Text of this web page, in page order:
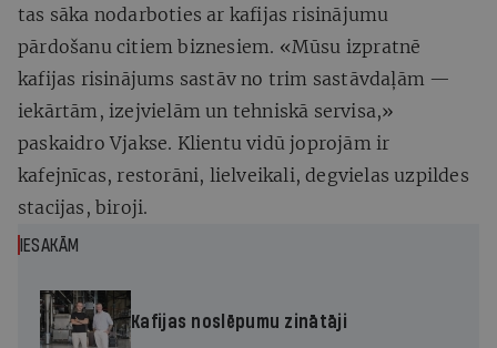
tas sāka nodarboties ar kafijas risinājumu
pārdošanu citiem biznesiem. «Mūsu izpratnē
kafijas risinājums sastāv no trim sastāvdaļām —
iekārtām, izejvielām un tehniskā servisa,»
paskaidro Vjakse. Klientu vidū joprojām ir
kafejnīcas, restorāni, lielveikali, degvielas uzpildes
stacijas, biroji.
IESAKĀM
Kafijas noslēpumu zinātāji